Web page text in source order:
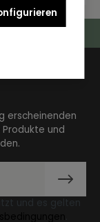
Versand
erscheinenden
und